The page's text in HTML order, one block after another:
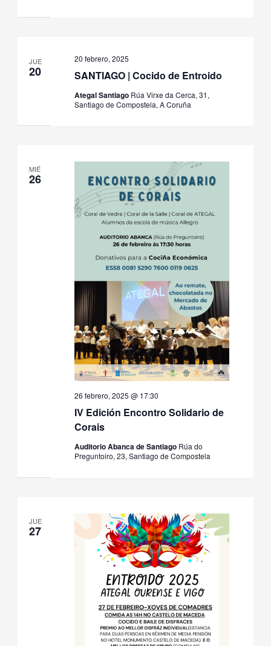
JUE
20 SANTIAGO | Cocido de Entroido
20 febrero, 2025
Ategal Santiago Rúa Virxe da Cerca, 31,
Santiago de Compostela, A Coruña
MIÉ
26
IV Edición Encontro Solidario de
Corais
26 febrero, 2025 @ 17:30
Auditorio Abanca de Santiago Rúa do
Preguntoiro, 23, Santiago de Compostela
JUE
27